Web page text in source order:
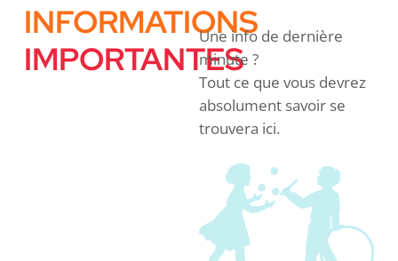
INFORMATIONS
IMPORTANTES
Une info de dernière
minute ?
Tout ce que vous devrez
absolument savoir se
trouvera ici.